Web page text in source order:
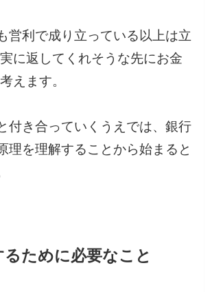
営利で成り立っている以上は立
に返してくれそうな先にお金
えます。
付き合っていくうえでは、銀行
理を理解することから始まると
ために必要なこと